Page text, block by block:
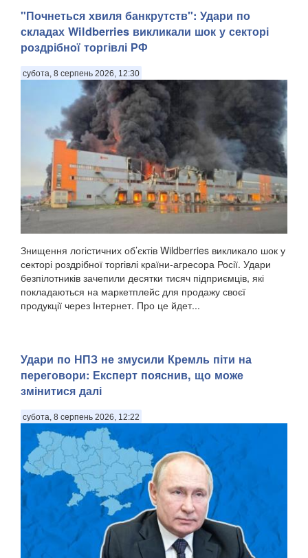
Російська влада дедалі рідше розкриває подробиці замахів
на високопоставлених військових. Показовим став вибух
біля ресторану Balzi Rossi у Москві, який стався наприкінці
минулого тижня, передають Патріоти України. За
офіційною інформацією, останнє пов...
"Почнеться хвиля банкрутств": Удари по
складах Wildberries викликали шок у секторі
роздрібної торгівлі РФ
субота, 8 серпень 2026, 12:30
Знищення логістичних об’єктів Wildberries викликало шок у
секторі роздрібної торгівлі країни-агресора Росії. Удари
безпілотників зачепили десятки тисяч підприємців, які
покладаються на маркетплейс для продажу своєї
продукції через Інтернет. Про це йдет...
Удари по НПЗ не змусили Кремль піти на
переговори: Експерт пояснив, що може
змінитися далі
субота, 8 серпень 2026, 12:22